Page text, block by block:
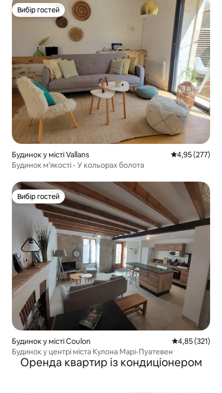
Вибір гостей
Вибір гостей
Будинок у місті Vallans Середня
4,95 (277)
Будинок м’якості - У кольорах болота
Вибір гостей
Вибір гостей
Будинок у місті Coulon Середня
4,85 (321)
Будинок у центрі міста Кулона Марі-Пуатевен
Оренда квартир із кондиціонером